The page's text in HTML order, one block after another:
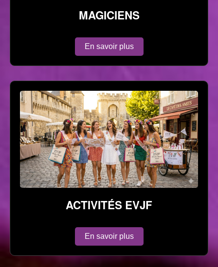
MAGICIENS
En savoir plus
ACTIVITÉS EVJF
En savoir plus